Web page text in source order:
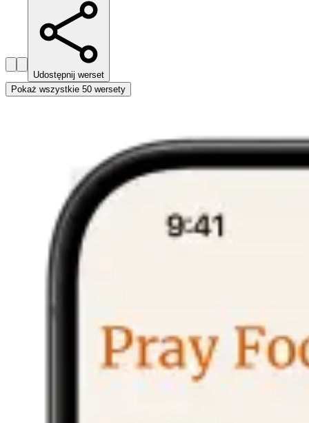
Udostępnij werset
Pokaż wszystkie 50 wersety